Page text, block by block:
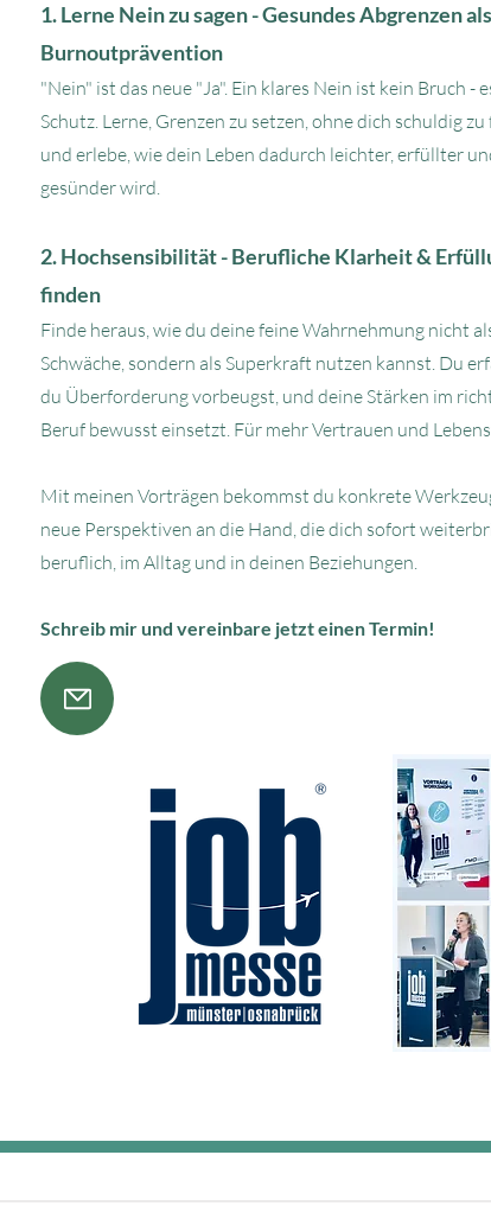
1. Lerne Nein zu sagen - Gesundes Abgrenzen als
Burnoutprävention
"Nein" ist das neue "Ja". Ein klares Nein ist kein Bruch -
Schutz. Lerne, Grenzen zu setzen, ohne dich schuldig
und erlebe, wie dein Leben dadurch leichter, erfüllter
gesünder wird.
2. Hochsensibilität - Berufliche Klarheit &
finden
Finde heraus, wie du deine feine Wahrnehmung nicht
Schwäche, sondern als Superkraft nutzen kannst. Du
du Überforderung vorbeugst, und deine Stärken im
Beruf bewusst einsetzt. Für mehr Vertrauen und
​​Mit meinen Vorträgen bekommst du konkrete
neue Perspektiven an die Hand, die dich sofort
beruflich, im Alltag und in deinen Beziehungen.
Schreib mir und vereinbare jetzt einen Termin!